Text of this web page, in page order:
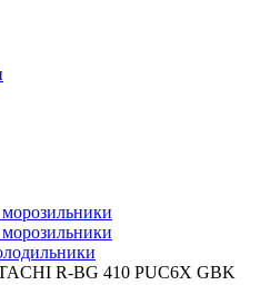
R-BG 410 PUC6X GBK